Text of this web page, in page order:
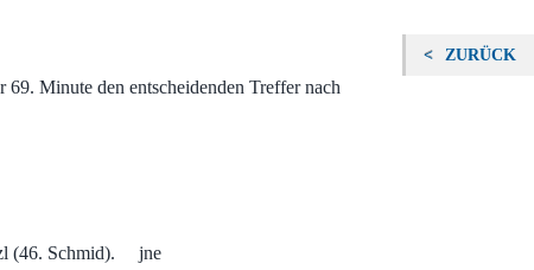
69. Minute den entscheidenden Treffer nach
(46. Schmid). jne
ZURÜCK